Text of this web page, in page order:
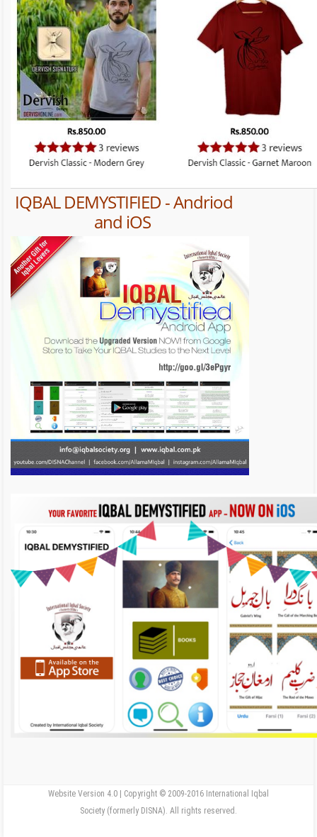
IQBAL DEMYSTIFIED - Andriod
and iOS
Website Version 4.0 | Copyright © 2009-2016 International Iqbal
Society (formerly DISNA). All rights reserved.